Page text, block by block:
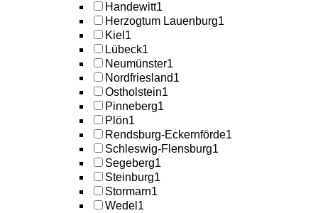
Handewitt1
Herzogtum Lauenburg1
Kiel 1
Lübeck1
Neumünster1
Nordfriesland1
Ostholstein1
Pinneberg1
Plön1
Rendsburg-Eckernförde1
Schleswig-Flensburg1
Segeberg1
Steinburg1
Stormarn1
Wedel 1